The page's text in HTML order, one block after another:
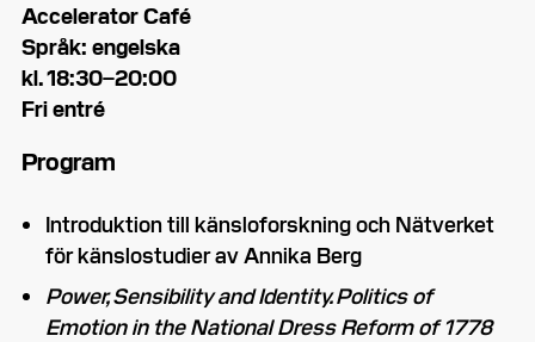
Accelerator Café
Språk: engelska
kl. 18:30–20:00
Fri entré
Program
Introduktion till känsloforskning och Nätverket
för känslostudier av Annika Berg
Power, Sensibility and Identity. Politics of
Emotion in the National Dress Reform of 1778